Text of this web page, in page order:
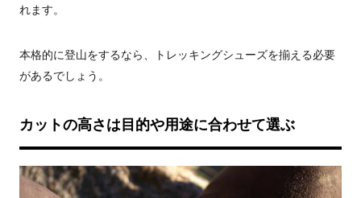
れます。
本格的に登山をするなら、トレッキングシューズを揃える必要
があるでしょう。
カットの高さは目的や用途に合わせて選ぶ